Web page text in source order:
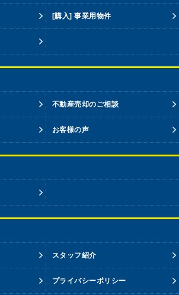
[購入] 事業用物件
不動産売却のご相談
お客様の声
スタッフ紹介
プライバシーポリシー